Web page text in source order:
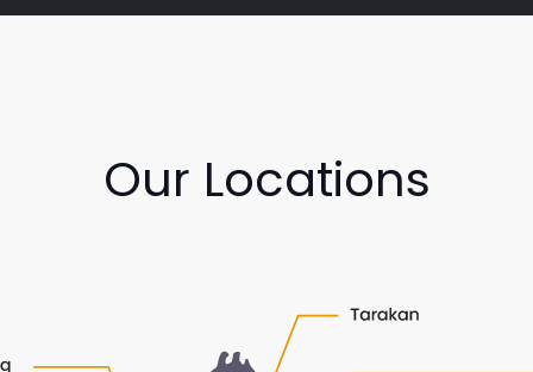
Our Locations